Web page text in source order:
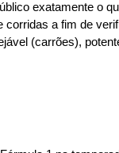
exatamente o
a fim de
(carrões),